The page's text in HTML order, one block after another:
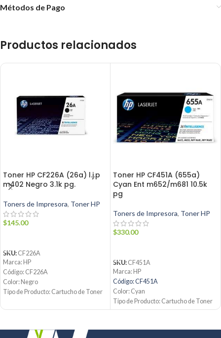
Métodos de Pago
Productos relacionados
Toner HP CF226A (26a) l.j.p
m402 Negro 3.1k pg.
Toners de Impresora, Toner HP
$145.00
SKU: CF226A
Marca: HP
Código: CF226A
Color: Negro
Tipo de Producto: Cartucho de Toner
Tecnología de impresión: Laser
Condición: Nuevo
Toner HP CF451A (655a)
Cyan Ent m652/m681 10.5k
pg
Toners de Impresora, Toner HP
$330.00
SKU: CF451A
Marca: HP
Código: CF451A
Color: Cyan
Tipo de Producto: Cartucho de Toner
655A
Rendimiento: Hasta 10,500 páginas